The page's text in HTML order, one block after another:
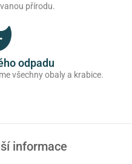
přírodu.
odpadu
všechny obaly a krabice.
informace